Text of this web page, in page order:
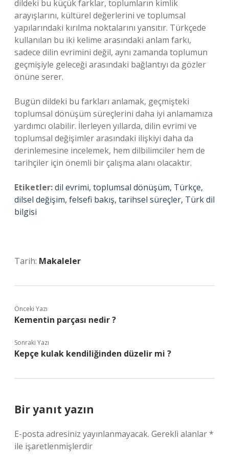
dildeki bu küçük farklar, toplumların kimlik
arayışlarını, kültürel değerlerini ve toplumsal
yapılarındaki kırılma noktalarını yansıtır. Türkçede
kullanılan bu iki kelime arasındaki anlam farkı,
sadece dilin evrimini değil, aynı zamanda toplumun
geçmişiyle geleceği arasındaki bağlantıyı da gözler
önüne serer.
Bugün dildeki bu farkları anlamak, geçmişteki
toplumsal dönüşüm süreçlerini daha iyi anlamamıza
yardımcı olabilir. İlerleyen yıllarda, dilin evrimi ve
toplumsal değişimler arasındaki ilişkiyi daha da
derinlemesine incelemek, hem dilbilimciler hem de
tarihçiler için önemli bir çalışma alanı olacaktır.
Etiketler:dil evrimi, toplumsal dönüşüm, Türkçe,
dilsel değişim, felsefi bakış, tarihsel süreçler, Türk dil
bilgisi
Tarih: Makaleler
Önceki Yazı
Kementin parçası nedir ?
Sonraki Yazı
Kepçe kulak kendiliğinden düzelir mi ?
Bir yanıt yazın
E-posta adresiniz yayınlanmayacak. Gerekli alanlar*
ile işaretlenmişlerdir